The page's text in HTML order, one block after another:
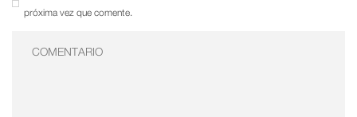
próxima vez que comente.